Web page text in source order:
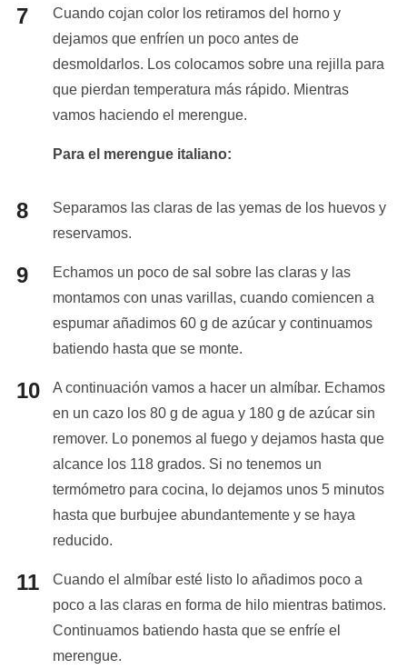
Cuando cojan color los retiramos del horno y
dejamos que enfríen un poco antes de
desmoldarlos. Los colocamos sobre una rejilla para
que pierdan temperatura más rápido. Mientras
vamos haciendo el merengue.
Para el merengue italiano:
Separamos las claras de las yemas de los huevos y
reservamos.
Echamos un poco de sal sobre las claras y las
montamos con unas varillas, cuando comiencen a
espumar añadimos 60 g de azúcar y continuamos
batiendo hasta que se monte.
A continuación vamos a hacer un almíbar. Echamos
en un cazo los 80 g de agua y 180 g de azúcar sin
remover. Lo ponemos al fuego y dejamos hasta que
alcance los 118 grados. Si no tenemos un
termómetro para cocina, lo dejamos unos 5 minutos
hasta que burbujee abundantemente y se haya
reducido.
Cuando el almíbar esté listo lo añadimos poco a
poco a las claras en forma de hilo mientras batimos.
Continuamos batiendo hasta que se enfríe el
merengue.